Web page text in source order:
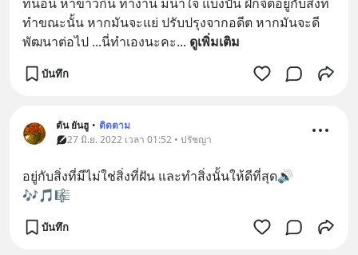
ทำขณะนั้น หากมันจะแย่ ปรับปรุงจากอดีต หากมันจะดี
พัฒนาต่อไป ...นี่ทำเองนะคะ... ดูเพิ่มเติม
บันทึก
ตัน ยันฮู • ติดตาม
27 มิ.ย. 2022 เวลา 01:52 • ปรัชญา
อยู่กับสิ่งที่มีไม่ใช่สิ่งที่ฝัน และทำสิ่งนั้นให้ดีที่สุด🔊
🎶🎵🎼
บันทึก